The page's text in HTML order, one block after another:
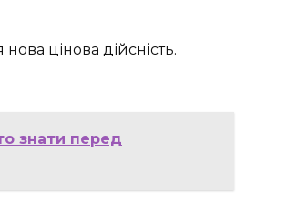
нова цінова дійсність.
знати перед